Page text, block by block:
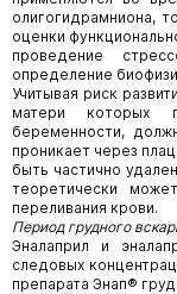
олигогидрамниона,
оценки
проведение
определение
Учитывая риск
матери которых
беременности,
проникает через
быть частично
теоретически
переливания крови.
Период грудного
Эналаприл и
следовых
препарата Энап®